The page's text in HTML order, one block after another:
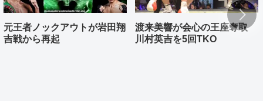
元王者ノックアウトが岩田翔
吉戦から再起
渡来美響が会心の王座奪取
川村英吉を5回TKO